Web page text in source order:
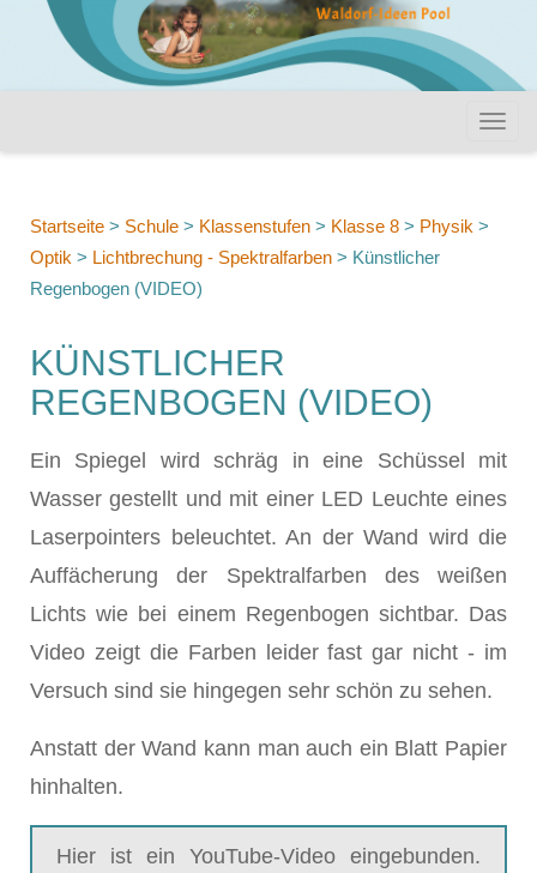
Startseite > Schule > Klassenstufen > Klasse 8 > Physik >
Optik > Lichtbrechung - Spektralfarben > Künstlicher
Regenbogen (VIDEO)
KÜNSTLICHER
REGENBOGEN (VIDEO)
Ein Spiegel wird schräg in eine Schüssel mit
Wasser gestellt und mit einer LED Leuchte eines
Laserpointers beleuchtet. An der Wand wird die
Auffächerung der Spektralfarben des weißen
Lichts wie bei einem Regenbogen sichtbar. Das
Video zeigt die Farben leider fast gar nicht - im
Versuch sind sie hingegen sehr schön zu sehen.
Anstatt der Wand kann man auch ein Blatt Papier
hinhalten.
Hier ist ein YouTube-Video eingebunden.